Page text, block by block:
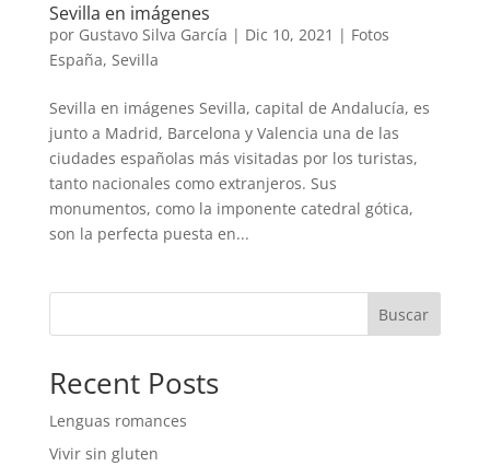
Sevilla en imágenes
por Gustavo Silva García | Dic 10, 2021 | Fotos
España, Sevilla
Sevilla en imágenes Sevilla, capital de Andalucía, es
junto a Madrid, Barcelona y Valencia una de las
ciudades españolas más visitadas por los turistas,
tanto nacionales como extranjeros. Sus
monumentos, como la imponente catedral gótica,
son la perfecta puesta en...
Buscar
Recent Posts
Lenguas romances
Vivir sin gluten